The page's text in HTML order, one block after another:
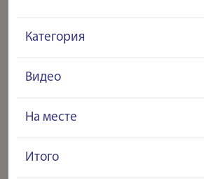
Категория
Видео
На месте
Итого